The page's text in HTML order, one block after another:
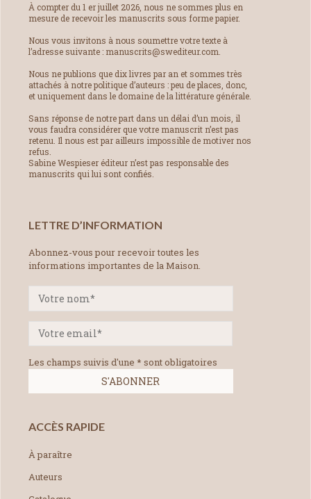
À compter du 1 er juillet 2026, nous ne sommes plus en
mesure de recevoir les manuscrits sous forme papier.
Nous vous invitons à nous soumettre votre texte à
l’adresse suivante : manuscrits@swediteur.com.
Nous ne publions que dix livres par an et sommes très
attachés à notre politique d’auteurs : peu de places, donc,
et uniquement dans le domaine de la littérature générale.
Sans réponse de notre part dans un délai d’un mois, il
vous faudra considérer que votre manuscrit n’est pas
retenu. Il nous est par ailleurs impossible de motiver nos
refus.
Sabine Wespieser éditeur n’est pas responsable des
manuscrits qui lui sont confiés.
LETTRE D’INFORMATION
Abonnez-vous pour recevoir toutes les
informations importantes de la Maison.
Les champs suivis d'une * sont obligatoires
ACCÈS RAPIDE
À paraître
Auteurs